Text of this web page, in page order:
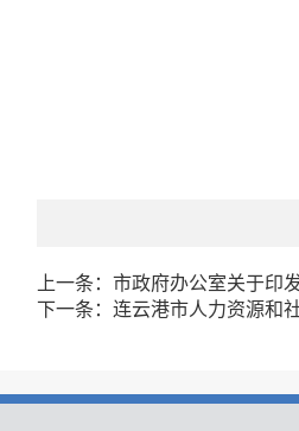
上一条： 市政府办公室关于印
下一条： 连云港市人力资源和